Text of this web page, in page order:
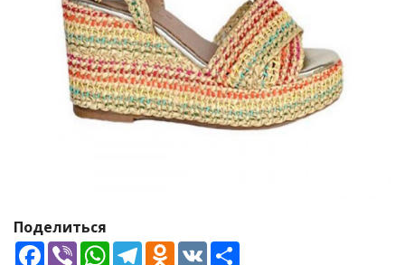
Поделиться
Facebook
ViberWhatsApp
TelegramOdnoklassniki
VK